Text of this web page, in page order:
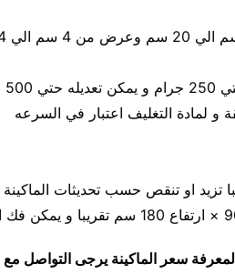
لمعرفة سعر الماكينة يرجى التواصل مع